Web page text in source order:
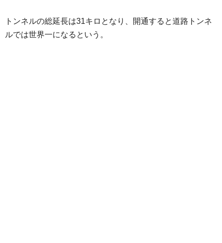
トンネルの総延長は31キロとなり、開通すると道路トンネ
ルでは世界一になるという。